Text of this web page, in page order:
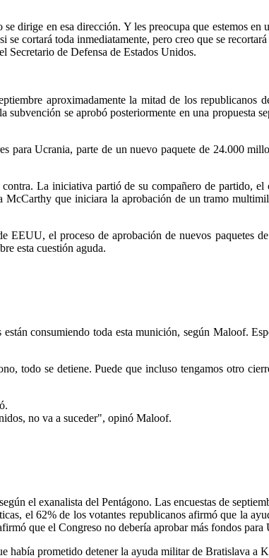
dirige en esa dirección. Y les preocupa que estemos en
cortará toda inmediatamente, pero creo que se
de Defensa de Estados Unidos.
aproximadamente la mitad de los republicanos
se aprobó posteriormente en una propuesta
para Ucrania, parte de un nuevo paquete de 24.000
La iniciativa partió de su compañero de partido, el
que iniciara la aprobación de un tramo
el proceso de aprobación de nuevos paquetes
esta cuestión aguda.
consumiendo toda esta munición, según Maloof.
todo se detiene. Puede que incluso tengamos otro
no va a suceder", opinó Maloof.
el exanalista del Pentágono. Las encuestas de
el 62% de los votantes republicanos afirmó que la
que el Congreso no debería aprobar más fondos para
había prometido detener la ayuda militar de Bratislava a